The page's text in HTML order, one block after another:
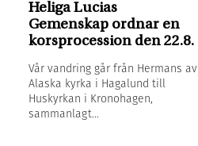
Heliga Lucias
Gemenskap ordnar en
korsprocession den 22.8.
Vår vandring går från Hermans av
Alaska kyrka i Hagalund till
Huskyrkan i Kronohagen,
sammanlagt...